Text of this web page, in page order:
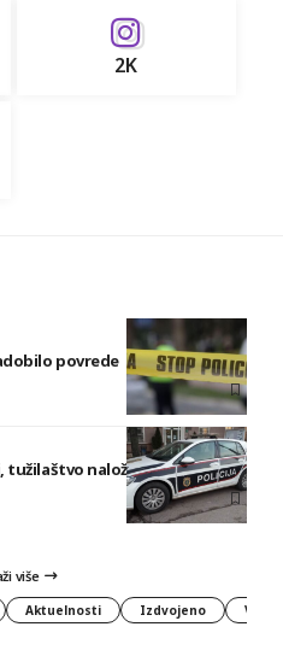
2K
povrede
tužilaštvo naložilo obdukciju
više
Aktuelnosti Izdvojeno